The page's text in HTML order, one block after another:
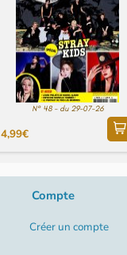
N° 48 - du 29-07-26
4,99€
Compte
Créer un compte